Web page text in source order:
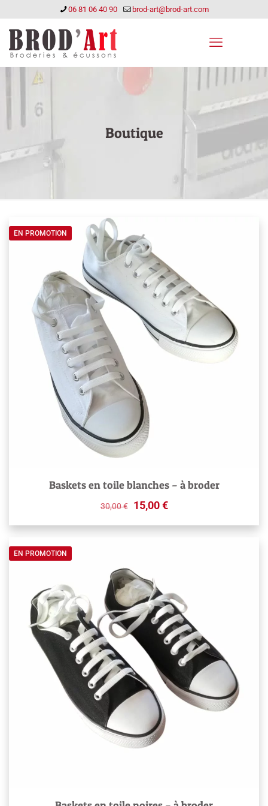
06 81 06 40 90 brod-art@brod-art.com
Boutique
EN PROMOTION
Baskets en toile blanches – à broder
30,00€
Original
was:
15,00€Current
is:
EN PROMOTION